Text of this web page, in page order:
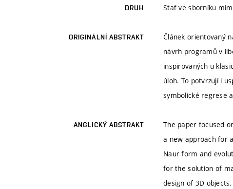
DRUH Stať ve sborníku
ORIGINÁLNÍ ABSTRAKT
Článek orientovaný
návrh programů v
inspirovaných u
úloh. To potvrzují i
symbolické regrese
ANGLICKÝ ABSTRAKT
The paper focused
a new approach for
Naur form and
for the solution of
design of 3D